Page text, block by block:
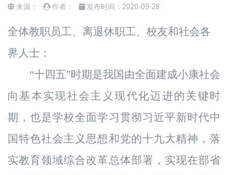
来源： 作者： 发布时间： 2020-09-28
全体教职 员工、 离退休职工、校友和社会各
界人士 ：
“十四五”时期是我国由全面建成小康社会
向基本实现社会主义现代化迈进的关键时
期，也是学校全面学习贯彻习近平新时代中
国特色社会主义思想和党的十九大精神，落
实教育领域综合改革总体部署，实现在部省